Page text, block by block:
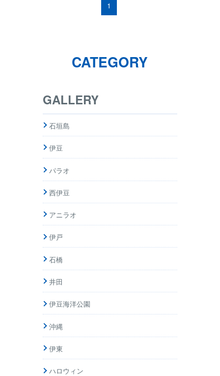
1
CATEGORY
GALLERY
石垣島
伊豆
パラオ
西伊豆
アニラオ
伊戸
石橋
井田
伊豆海洋公園
沖縄
伊東
ハロウィン